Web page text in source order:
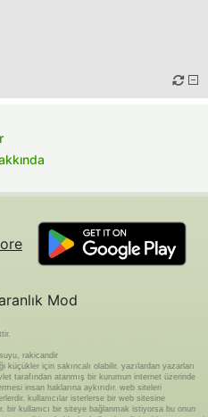
Mod
rakicandir
küçükler için sakıncalı olabilir. yazılardan yazarları
tarafından atanmış bir kurumun internet üzerinde
insan haklarına aykırıdır. web siteleri
kullanıcılar isterlerse bir web sitesine
bir kullanıcı bir siteye bağlanmak istiyorsa bu onun